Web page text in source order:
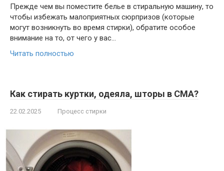
Прежде чем вы поместите белье в стиральную машину, то
чтобы избежать малоприятных сюрпризов (которые
могут возникнуть во время стирки), обратите особое
внимание на то, от чего у вас…
Читать полностью
Как стирать куртки, одеяла, шторы в СМА?
22.02.2025 Процесс стирки